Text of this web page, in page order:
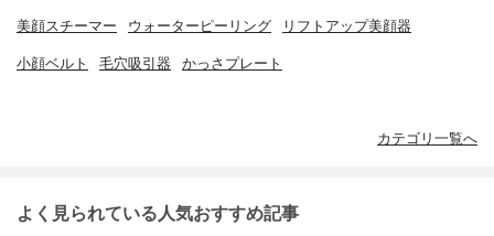
美顔スチーマー ウォーターピーリング リフトアップ美顔器
小顔ベルト 毛穴吸引器 かっさプレート
カテゴリ一覧へ
よく見られている人気おすすめ記事